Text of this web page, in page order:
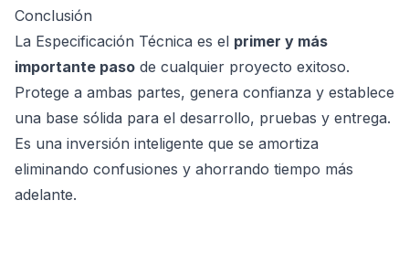
Conclusión
La Especificación Técnica es el primer y más
importante paso de cualquier proyecto exitoso.
Protege a ambas partes, genera confianza y establece
una base sólida para el desarrollo, pruebas y entrega.
Es una inversión inteligente que se amortiza
eliminando confusiones y ahorrando tiempo más
adelante.